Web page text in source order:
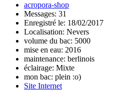
acropora-shop
Messages: 31
Enregistré le: 18/02/2017
Localisation: Nevers
volume du bac: 5000
mise en eau: 2016
maintenance: berlinois
éclairage: Mixte
mon bac: plein :o)
Site Internet